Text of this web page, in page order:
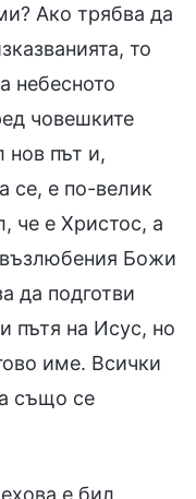
Ако трябва да
то
небесното
човешките
нов път и,
се, е по-велик
че е Христос, а
възлюбения Божи
да подготви
пътя на Исус, но
име. Всички
също се
е бил